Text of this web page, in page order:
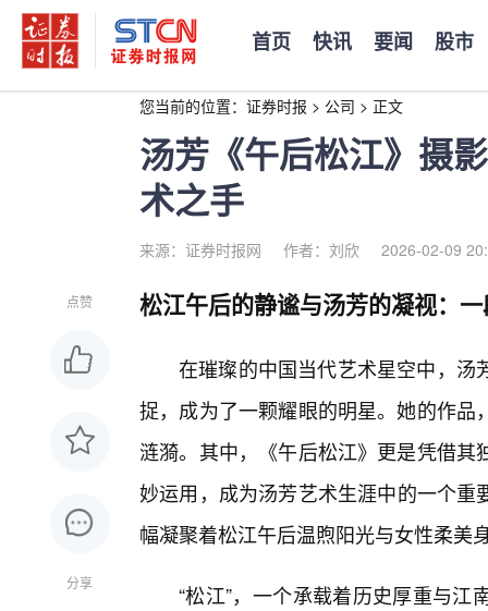
首页 快讯 要闻 股市
您当前的位置： 证券时报 > 公司 > 正文
汤芳《午后松江》摄
术之手
来源：证券时报网 作者：刘欣 2026-02-09
点赞
分享
松江午后的静谧与汤芳的凝视：
在璀璨的中国当代艺术星空中，汤
捉，成为了一颗耀眼的明星。她的作
涟漪。其中，《午后松江》更是凭借
妙运用，成为汤芳艺术生涯中的一个
幅凝聚着松江午后温煦阳光与女性柔美
“松江”，一个承载着历史厚重与